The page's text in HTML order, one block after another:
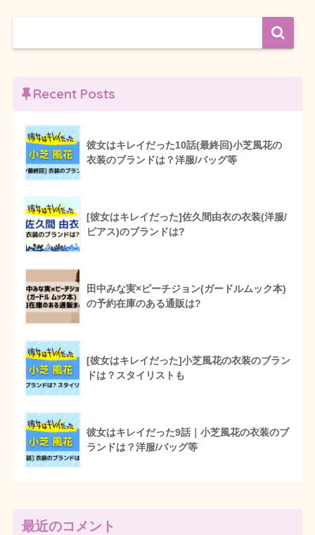
Recent Posts
彼女はキレイだった10話(最終回)小芝風花の
衣装のブランドは？洋服/バッグ等
[彼女はキレイだった]佐久間由衣の衣装(洋服/
ピアス)のブランドは?
田中みな実×ピーチジョン(ガードルムック本)
の予約在庫のある通販は?
[彼女はキレイだった]小芝風花の衣装のブラン
ドは？スタイリストも
彼女はキレイだった9話｜小芝風花の衣装のブ
ランドは？洋服/バッグ等
最近のコメント